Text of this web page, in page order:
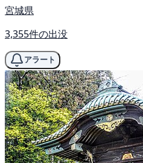
宮城県
3,355件の出没
アラート